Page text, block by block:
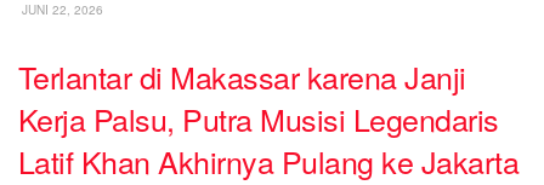
JUNI 22, 2026
Terlantar di Makassar karena Janji
Kerja Palsu, Putra Musisi Legendaris
Latif Khan Akhirnya Pulang ke Jakarta